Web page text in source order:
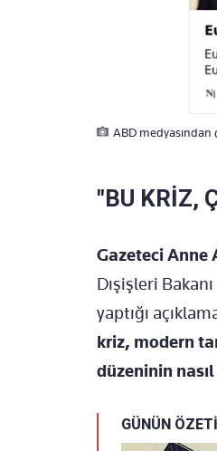
ABD medyasından
"BU KRİZ,
Gazeteci Anne
Dışişleri
yaptığı
kriz, modern
düzeninin
GÜNÜN ÖZETİ